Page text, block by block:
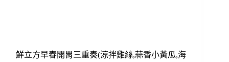
鮮立方早春開胃三重奏(涼拌雞絲,蒜香小黃瓜,海